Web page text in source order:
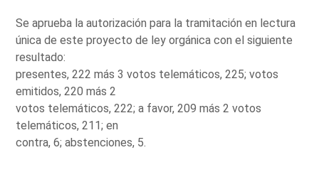
Se aprueba la autorización para la tramitación en lectura
única de este proyecto de ley orgánica con el siguiente
resultado:
presentes, 222 más 3 votos telemáticos, 225; votos
emitidos, 220 más 2
votos telemáticos, 222; a favor, 209 más 2 votos
telemáticos, 211; en
contra, 6; abstenciones, 5.